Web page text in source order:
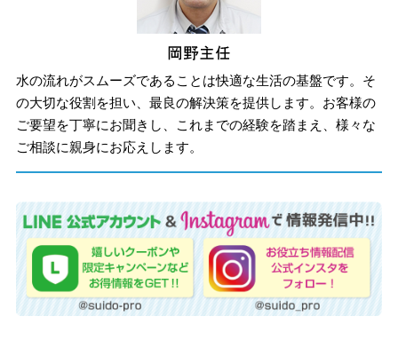
水の流れがスムーズであることは快適な生活の基盤です。そ
の大切な役割を担い、最良の解決策を提供します。お客様の
ご要望を丁寧にお聞きし、これまでの経験を踏まえ、様々な
ご相談に親身にお応えします。